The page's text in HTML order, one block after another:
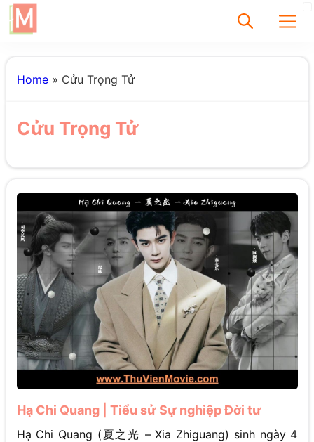
được tìm thấy
Home» Cửu Trọng Tử
Cửu Trọng Tử
Hạ Chi Quang | Tiểu sử Sự nghiệp Đời tư
Hạ Chi Quang (夏之光 – Xia Zhiguang) sinh ngày 4